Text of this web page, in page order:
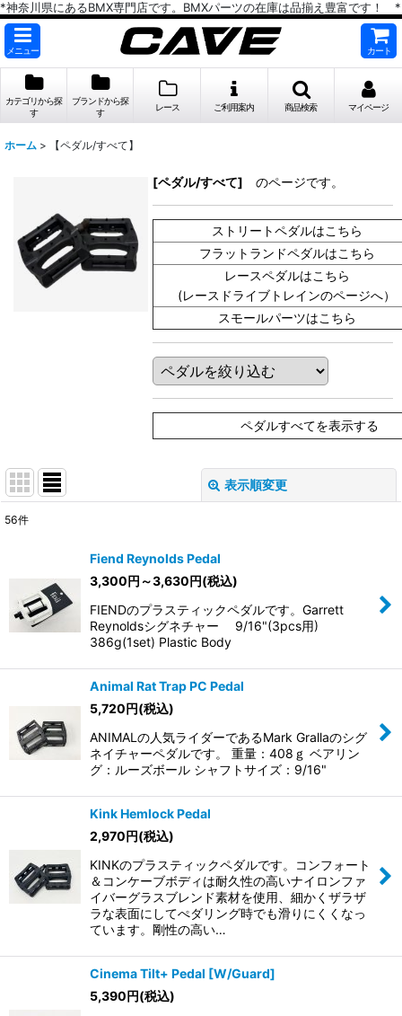
*神奈川県にあるBMX専門店です。BMXパーツの在庫は品揃え豊富です！ *
メニュー カート
カテゴリから探
す
ブランドから探
す
レース ご利用案内 商品検索 マイページ
ホーム > 【ペダル/すべて】
[ペダル/すべて] のページです。
ストリートペダルはこちら
フラットランドペダルはこちら
レースペダルはこちら
(レースドライブトレインのページへ）
スモールパーツはこちら
ペダルすべてを表示する
表示順変更
在庫あり
並び順:
絞り込む
56件
Fiend Reynolds Pedal
3,300円 ～3,630円(税込)
FIENDのプラスティックペダルです。Garrett
Reynoldsシグネチャー 9/16"(3pcs用)
386g(1set) Plastic Body
Animal Rat Trap PC Pedal
5,720円(税込)
ANIMALの人気ライダーであるMark Grallaのシグ
ネイチャーペダルです。 重量：408ｇ ベアリン
グ：ルーズボール シャフトサイズ：9/16"
Kink Hemlock Pedal
2,970円(税込)
KINKのプラスティックペダルです。コンフォート
＆コンケーブボディは耐久性の高いナイロンファ
イバーグラスブレンド素材を使用、細かくザラザ
ラな表面にしてぺダリング時でも滑りにくくなっ
ています。剛性の高い…
Cinema Tilt+ Pedal [W/Guard]
5,390円(税込)